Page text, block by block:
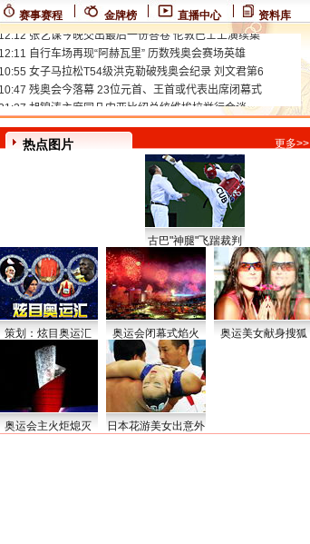
赛事赛程 金牌榜 直播中心 资料库
热点图片 更多>>
古巴"神腿"飞踹裁判
策划：炫目奥运汇 奥运会闭幕式焰火 奥运美女献身搜狐
奥运会主火炬熄灭 日本花游美女出意外